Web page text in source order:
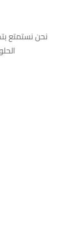
نحن نستمتع